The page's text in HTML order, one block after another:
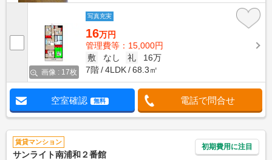
画像 : 17枚
写真充実
16万円
管理費等：15,000円
敷
なし 礼
16万
7階
4LDK 68.3㎡
空室確認 無料 電話で問合せ
賃貸マンション
サンライト南浦和２番館
初期費用に注目